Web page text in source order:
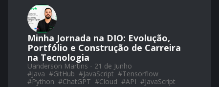
Minha Jornada na DIO: Evolução,
Portfólio e Construção de Carreira
na Tecnologia
Uanderson Martins - 21 de Junho
#Java #GitHub #JavaScript #Tensorflow
#Python #ChatGPT #Cloud #API #JavaScript